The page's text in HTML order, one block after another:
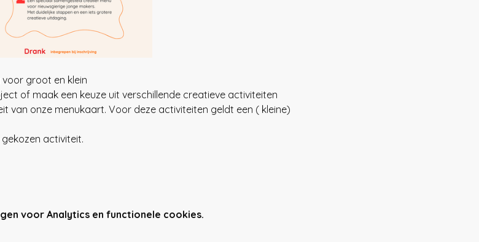
groot en klein
of maak een keuze uit verschillende creatieve activiteiten
van onze menukaart. Voor deze activiteiten geldt een ( kleine)
activiteit.
voor Analytics en functionele cookies.